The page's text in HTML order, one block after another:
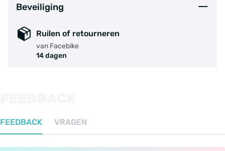
Beveiliging
Ruilen of retourneren
van Facebike
14 dagen
FEEDBACK VRAGEN